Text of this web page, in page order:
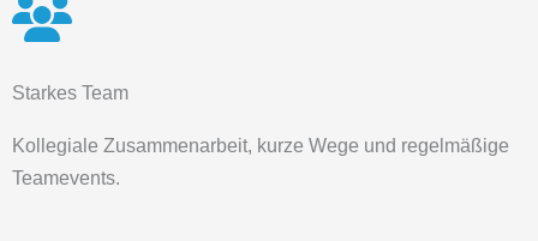
Starkes Team
Kollegiale Zusammenarbeit, kurze Wege und regelmäßige
Teamevents.